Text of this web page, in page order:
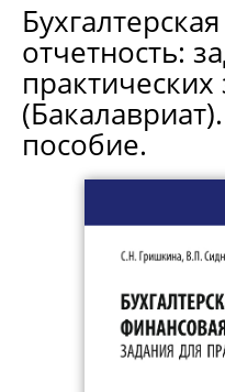
отчетность:
практических
пособие.